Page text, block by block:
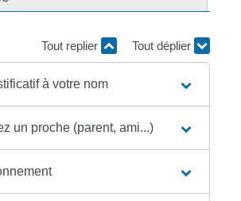
Tout replier Tout déplier
à votre nom
un proche (parent, ami...)